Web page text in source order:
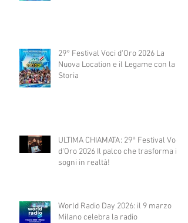
29° Festival Voci d'Oro 2026 La
Nuova Location e il Legame con la
Storia
ULTIMA CHIAMATA: 29° Festival Voci
d'Oro 2026 Il palco che trasforma i
sogni in realtà!
World Radio Day 2026: il 9 marzo
Milano celebra la radio